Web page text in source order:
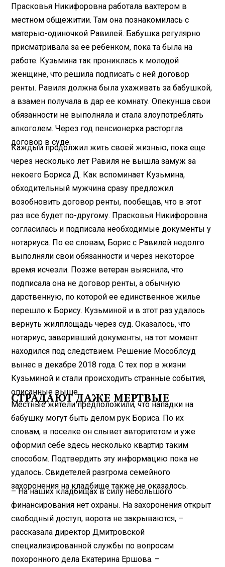
Прасковья Никифоровна работала вахтером в
местном общежитии. Там она познакомилась с
матерью-одиночкой Равилей. Бабушка регулярно
присматривала за ее ребенком, пока та была на
работе. Кузьмина так прониклась к молодой
женщине, что решила подписать с ней договор
ренты. Равиля должна была ухаживать за бабушкой,
а взамен получала в дар ее комнату. Опекунша свои
обязанности не выполняла и стала злоупотреблять
алкоголем. Через год пенсионерка расторгла
договор в суде.
Каждый продолжил жить своей жизнью, пока еще
через несколько лет Равиля не вышла замуж за
некоего Бориса Д. Как вспоминает Кузьмина,
обходительный мужчина сразу предложил
возобновить договор ренты, пообещав, что в этот
раз все будет по-другому. Прасковья Никифоровна
согласилась и подписала необходимые документы у
нотариуса. По ее словам, Борис с Равилей недолго
выполняли свои обязанности и через некоторое
время исчезли. Позже ветеран выяснила, что
подписала она не договор ренты, а обычную
дарственную, по которой ее единственное жилье
перешло к Борису. Кузьминой и в этот раз удалось
вернуть жилплощадь через суд. Оказалось, что
нотариус, заверивший документы, на тот момент
находился под следствием. Решение Мособлсуд
вынес в декабре 2018 года. С тех пор в жизни
Кузьминой и стали происходить странные события,
описанные выше.
СТРАДАЮТ ДАЖЕ МЕРТВЫЕ
Местные жители предположили, что нападки на
бабушку могут быть делом рук Бориса. По их
словам, в поселке он слывет авторитетом и уже
оформил себе здесь несколько квартир таким
способом. Подтвердить эту информацию пока не
удалось. Свидетелей разгрома семейного
захоронения на кладбище также не оказалось.
– На наших кладбищах в силу небольшого
финансирования нет охраны. На захоронения открыт
свободный доступ, ворота не закрываются, –
рассказала директор Дмитровской
специализированной службы по вопросам
похоронного дела Екатерина Ершова. –